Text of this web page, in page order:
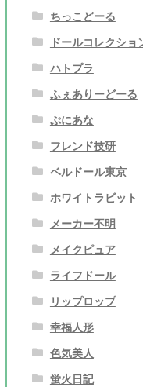
ちっこどーる
ドールコレクショ
ハトプラ
ふぇありーどーる
ぷにあな
フレンド技研
ベルドール東京
ホワイトラビット
メーカー不明
メイクピュア
ライフドール
リップロップ
幸福人形
色気美人
蛍火日記